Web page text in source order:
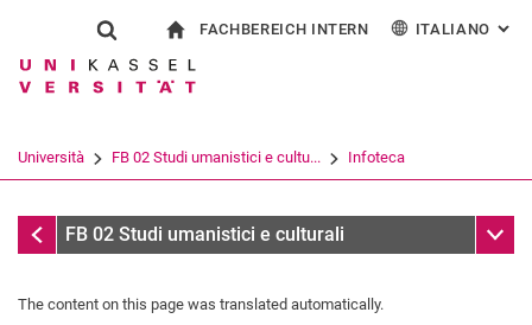
Jump directly to: content
Jump directly to: search
Jump directly to: main
Show search form
Search term
Search (opens an external link in a
FACHBEREICH INTERN ITALIANO :
Università FB 02 Studi umanistici e cultu... Infoteca
InfotecaFB 02 Studi umanistici e culturali Sub
The content on this page was translated automatically.